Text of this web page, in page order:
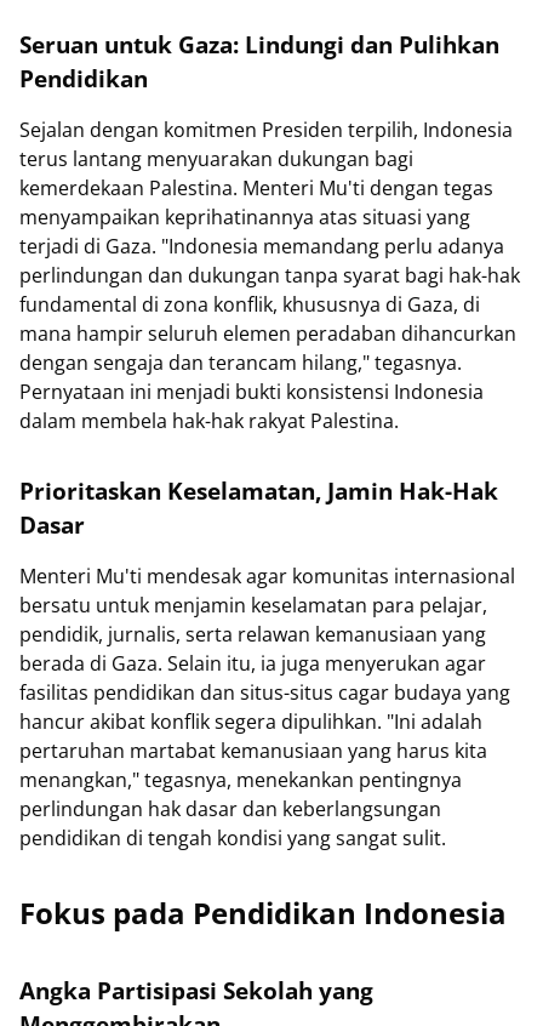
Seruan untuk Gaza: Lindungi dan Pulihkan
Pendidikan
Sejalan dengan komitmen Presiden terpilih, Indonesia
terus lantang menyuarakan dukungan bagi
kemerdekaan Palestina. Menteri Mu'ti dengan tegas
menyampaikan keprihatinannya atas situasi yang
terjadi di Gaza. "Indonesia memandang perlu adanya
perlindungan dan dukungan tanpa syarat bagi hak-hak
fundamental di zona konflik, khususnya di Gaza, di
mana hampir seluruh elemen peradaban dihancurkan
dengan sengaja dan terancam hilang," tegasnya.
Pernyataan ini menjadi bukti konsistensi Indonesia
dalam membela hak-hak rakyat Palestina.
Prioritaskan Keselamatan, Jamin Hak-Hak
Dasar
Menteri Mu'ti mendesak agar komunitas internasional
bersatu untuk menjamin keselamatan para pelajar,
pendidik, jurnalis, serta relawan kemanusiaan yang
berada di Gaza. Selain itu, ia juga menyerukan agar
fasilitas pendidikan dan situs-situs cagar budaya yang
hancur akibat konflik segera dipulihkan. "Ini adalah
pertaruhan martabat kemanusiaan yang harus kita
menangkan," tegasnya, menekankan pentingnya
perlindungan hak dasar dan keberlangsungan
pendidikan di tengah kondisi yang sangat sulit.
Fokus pada Pendidikan Indonesia
Angka Partisipasi Sekolah yang